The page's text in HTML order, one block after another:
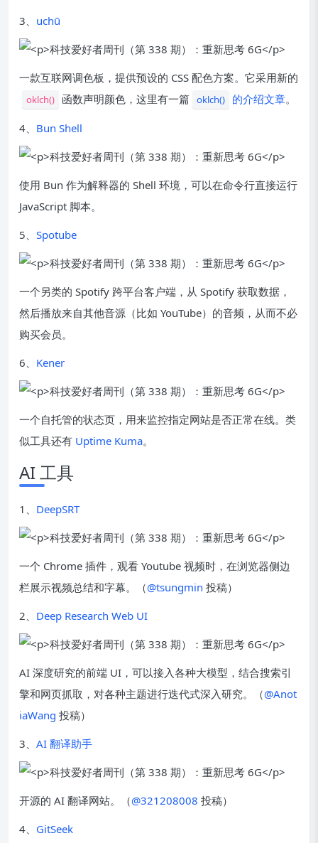
3、 uchū
一款互联网调色板，提供预设的 CSS 配色方案。它采用新的
oklch() 函数声明颜色，这里有一篇 oklch() 的介绍文章。
4、 Bun Shell
使用 Bun 作为解释器的 Shell 环境，可以在命令行直接运行
JavaScript 脚本。
5、 Spotube
一个另类的 Spotify 跨平台客户端，从 Spotify 获取数据，
然后播放来自其他音源（比如 YouTube）的音频，从而不必
购买会员。
6、 Kener
一个自托管的状态页，用来监控指定网站是否正常在线。类
似工具还有 Uptime Kuma。
AI 工具
1、 DeepSRT
一个 Chrome 插件，观看 Youtube 视频时，在浏览器侧边
栏展示视频总结和字幕。（@tsungmin 投稿）
2、 Deep Research Web UI
AI 深度研究的前端 UI，可以接入各种大模型，结合搜索引
擎和网页抓取，对各种主题进行迭代式深入研究。（@Anot
iaWang 投稿）
3、 AI 翻译助手
开源的 AI 翻译网站。（@321208008 投稿）
4、 GitSeek